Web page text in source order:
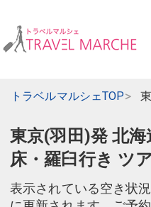
トラベルマルシェTOP
東京(羽田)発 北
床・羅臼行き ツ
表示されている空き状